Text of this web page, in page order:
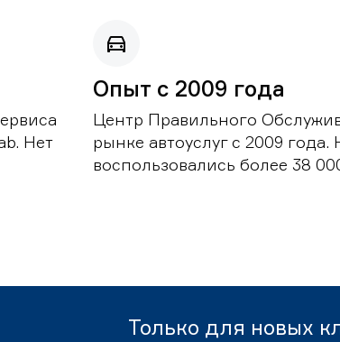
Нет
Опыт с 2009 года
Центр Правильного
рынке автоуслуг с 2009
воспользовались более 38
Только для новых